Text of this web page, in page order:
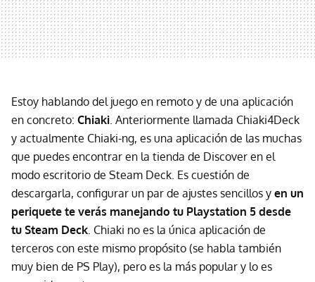
Estoy hablando del juego en remoto y de una aplicación
en concreto: Chiaki. Anteriormente llamada Chiaki4Deck
y actualmente Chiaki-ng, es una aplicación de las muchas
que puedes encontrar en la tienda de Discover en el
modo escritorio de Steam Deck. Es cuestión de
descargarla, configurar un par de ajustes sencillos y en un
periquete te verás manejando tu Playstation 5 desde
tu Steam Deck. Chiaki no es la única aplicación de
terceros con este mismo propósito (se habla también
muy bien de PS Play), pero es la más popular y lo es